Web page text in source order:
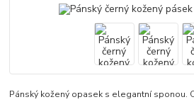
Pánský kožený opasek s elegantní sponou.